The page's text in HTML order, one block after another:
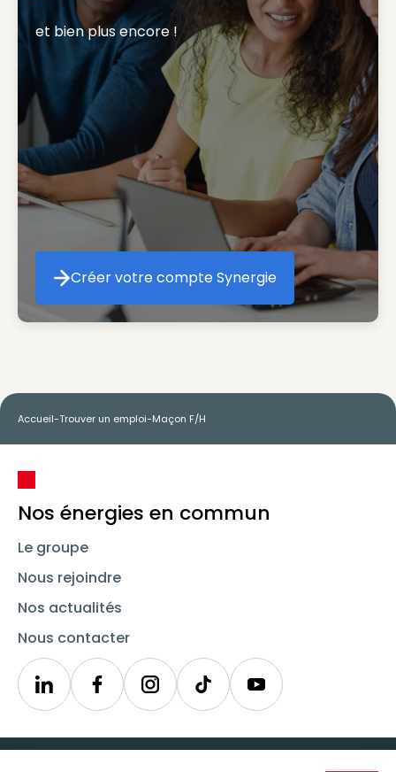
et bien plus encore !
Créer votre compte Synergie
Créer votre compte Synergie
Accueil-Trouver un emploi-Maçon F/H
Nos énergies en commun
Le groupe
Nous rejoindre
Nos actualités
Nous contacter
LinkedinSynergieInstagramTikTok Youtube